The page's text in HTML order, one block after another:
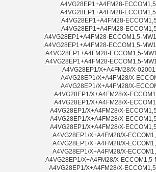
A4VG28EP1+A4FM28-
A4VG28EP1+A4FM28-
A4VG28EP1+A4FM28-
A4VG28EP1+A4FM28-
A4VG28EP1+A4FM28-ECCOM1,5-
A4VG28EP1+A4FM28-ECCOM1,5-
A4VG28EP1+A4FM28-ECCOM1,5-
A4VG28EP1+A4FM28-ECCOM1,5-
A4VG28EP1/X+A4FM28/X-
A4VG28EP1/X+A4FM28/X-
A4VG28EP1/X+A4FM28/X-
A4VG28EP1/X+A4FM28/X-
A4VG28EP1/X+A4FM28/X-
A4VG28EP1/X+A4FM28/X-
A4VG28EP1/X+A4FM28/X-
A4VG28EP1/X+A4FM28/X-
A4VG28EP1/X+A4FM28/X-
A4VG28EP1/X+A4FM28/X-
A4VG28EP1/X+A4FM28/X-
A4VG28EP1/X+A4FM28/X-ECCOM1,5-
A4VG28EP1/X+A4FM28/X-